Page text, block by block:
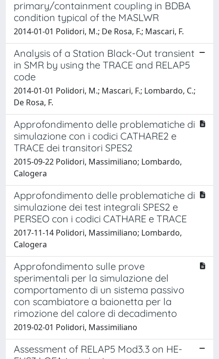
primary/containment coupling in BDBA
condition typical of the MASLWR
2014-01-01 Polidori, M.; De Rosa, F.; Mascari, F.
Analysis of a Station Black-Out transient
in SMR by using the TRACE and RELAP5
code
2014-01-01 Polidori, M.; Mascari, F.; Lombardo, C.;
De Rosa, F.
Approfondimento delle problematiche di
simulazione con i codici CATHARE2 e
TRACE dei transitori SPES2
2015-09-22 Polidori, Massimiliano; Lombardo,
Calogera
Approfondimento delle problematiche di
simulazione dei test integrali SPES2 e
PERSEO con i codici CATHARE e TRACE
2017-11-14 Polidori, Massimiliano; Lombardo,
Calogera
Approfondimento sulle prove
sperimentali per la simulazione del
comportamento di un sistema passivo
con scambiatore a baionetta per la
rimozione del calore di decadimento
2019-02-01 Polidori, Massimiliano
Assessment of RELAP5 Mod3.3 on HE-